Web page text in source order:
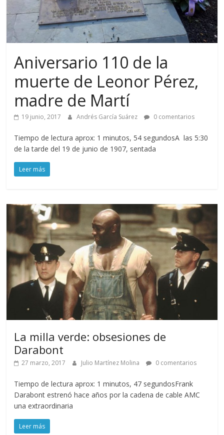
Aniversario 110 de la
muerte de Leonor Pérez,
madre de Martí
19 junio, 2017 Andrés García Suárez 0 comentarios
Tiempo de lectura aprox: 1 minutos, 54 segundosA las 5:30
de la tarde del 19 de junio de 1907, sentada
Leer más
La milla verde: obsesiones de
Darabont
27 marzo, 2017 Julio Martínez Molina 0 comentarios
Tiempo de lectura aprox: 1 minutos, 47 segundosFrank
Darabont estrenó hace años por la cadena de cable AMC
una extraordinaria
Leer más